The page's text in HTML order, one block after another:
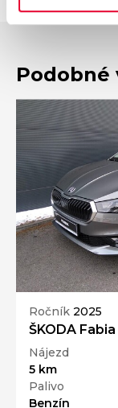
Podobné
Ročník 2025
ŠKODA
Nájezd
5 km
Palivo
Benzín